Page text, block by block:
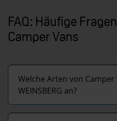
FAQ: Häufige
Camper Vans
Welche Arten von
WEINSBERG an?